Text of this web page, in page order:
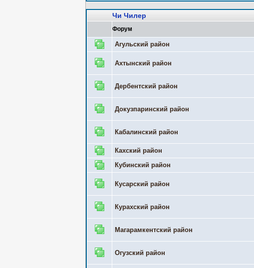
Чи Чилер
Форум
Агульский район
Ахтынский район
Дербентский район
Докузпаринский район
Кабалинский район
Кахский район
Кубинский район
Кусарский район
Курахский район
Магарамкентский район
Огузский район